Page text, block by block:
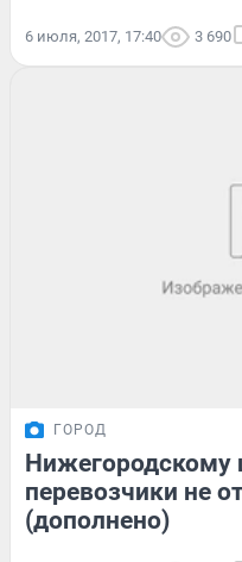
6 июля, 2017, 17:40 3 690
ГОРОД
Нижегородскому
перевозчики не
(дополнено)